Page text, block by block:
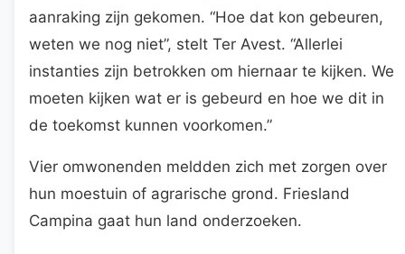
aanraking zijn gekomen. “Hoe dat kon gebeuren,
weten we nog niet”, stelt Ter Avest. “Allerlei
instanties zijn betrokken om hiernaar te kijken. We
moeten kijken wat er is gebeurd en hoe we dit in
de toekomst kunnen voorkomen.”
Vier omwonenden meldden zich met zorgen over
hun moestuin of agrarische grond. Friesland
Campina gaat hun land onderzoeken.